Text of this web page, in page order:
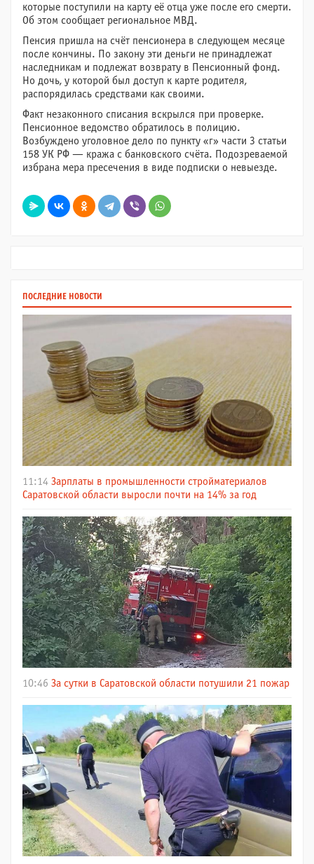
которые поступили на карту её отца уже после его смерти.
Об этом сообщает региональное МВД.
Пенсия пришла на счёт пенсионера в следующем месяце
после кончины. По закону эти деньги не принадлежат
наследникам и подлежат возврату в Пенсионный фонд.
Но дочь, у которой был доступ к карте родителя,
распорядилась средствами как своими.
Факт незаконного списания вскрылся при проверке.
Пенсионное ведомство обратилось в полицию.
Возбуждено уголовное дело по пункту «г» части 3 статьи
158 УК РФ — кража с банковского счёта. Подозреваемой
избрана мера пресечения в виде подписки о невыезде.
ПОСЛЕДНИЕ НОВОСТИ
11:14 Зарплаты в промышленности стройматериалов
Саратовской области выросли почти на 14% за год
10:46 За сутки в Саратовской области потушили 21 пожар